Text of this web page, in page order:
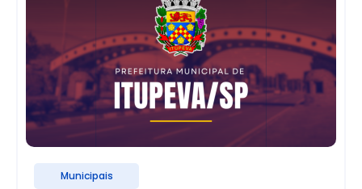
Municipais